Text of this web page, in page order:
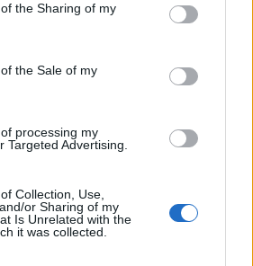
the Sharing of my
the Sale of my
processing my
Targeted Advertising.
Collection, Use,
or Sharing of my
Is Unrelated with the
it was collected.
előfizetéses
tartalmazza:
cikkarchívum
Előfizetés
VAGY?